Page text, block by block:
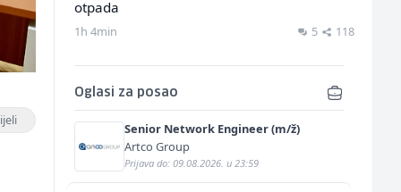
otpada
1h 4min 5 118
Oglasi za posao
Senior Network Engineer (m/ž)
Artco Group
Prijava do: 09.08.2026. u 23:59